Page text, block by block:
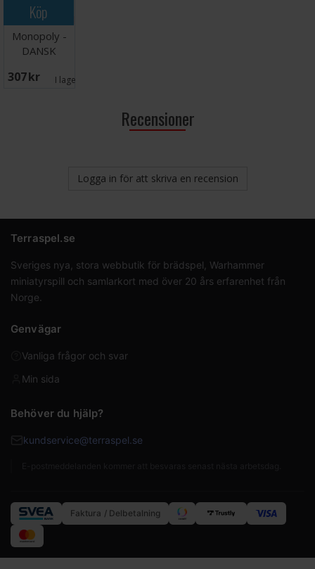
Köp
Monopoly -
DANSK
307 SEK I lager:
Recensioner
Logga in för att skriva en recension
Terraspel.se
Sveriges nya, stora webbutik för brädspel, Warhammer
miniatyrspill och samlarkort med över 20 års erfarenhet från
Norge.
Genvägar
Vanliga frågor och svar
Min sida
Behöver du hjälp?
kundservice@terraspel.se
Faktura / Delbetalning